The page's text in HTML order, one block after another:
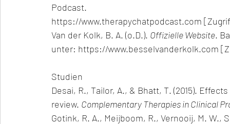
Podcast.
https://www.therapychatpodcast.com
Van der Kolk, B. A. (o.D.). Offizielle Website.
unter: https://www.besselvanderkolk.com
Studien
Desai, R., Tailor, A., & Bhatt, T. (2015).
review. Complementary Therapies in Clinical
Gotink, R. A., Meijboom, R., Vernooij, M. W.,